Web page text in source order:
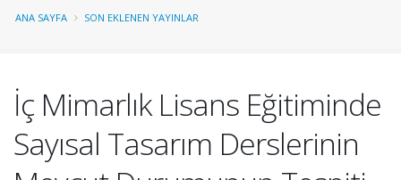
ANA SAYFA SON EKLENEN YAYINLAR
İç Mimarlık Lisans Eğitiminde
Sayısal Tasarım Derslerinin